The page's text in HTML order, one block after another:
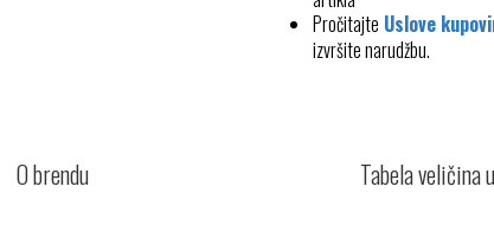
Pročitajte Uslove
izvršite narudžbu.
O brendu Tabela veličina